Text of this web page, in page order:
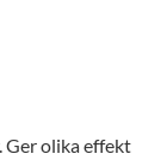
Ger olika effekt